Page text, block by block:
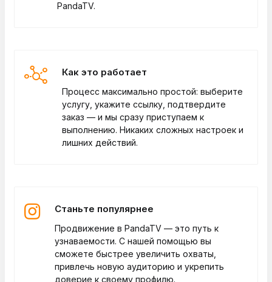
PandaTV.
Как это работает
Процесс максимально простой: выберите
услугу, укажите ссылку, подтвердите
заказ — и мы сразу приступаем к
выполнению. Никаких сложных настроек и
лишних действий.
Станьте популярнее
Продвижение в PandaTV — это путь к
узнаваемости. С нашей помощью вы
сможете быстрее увеличить охваты,
привлечь новую аудиторию и укрепить
доверие к своему профилю.